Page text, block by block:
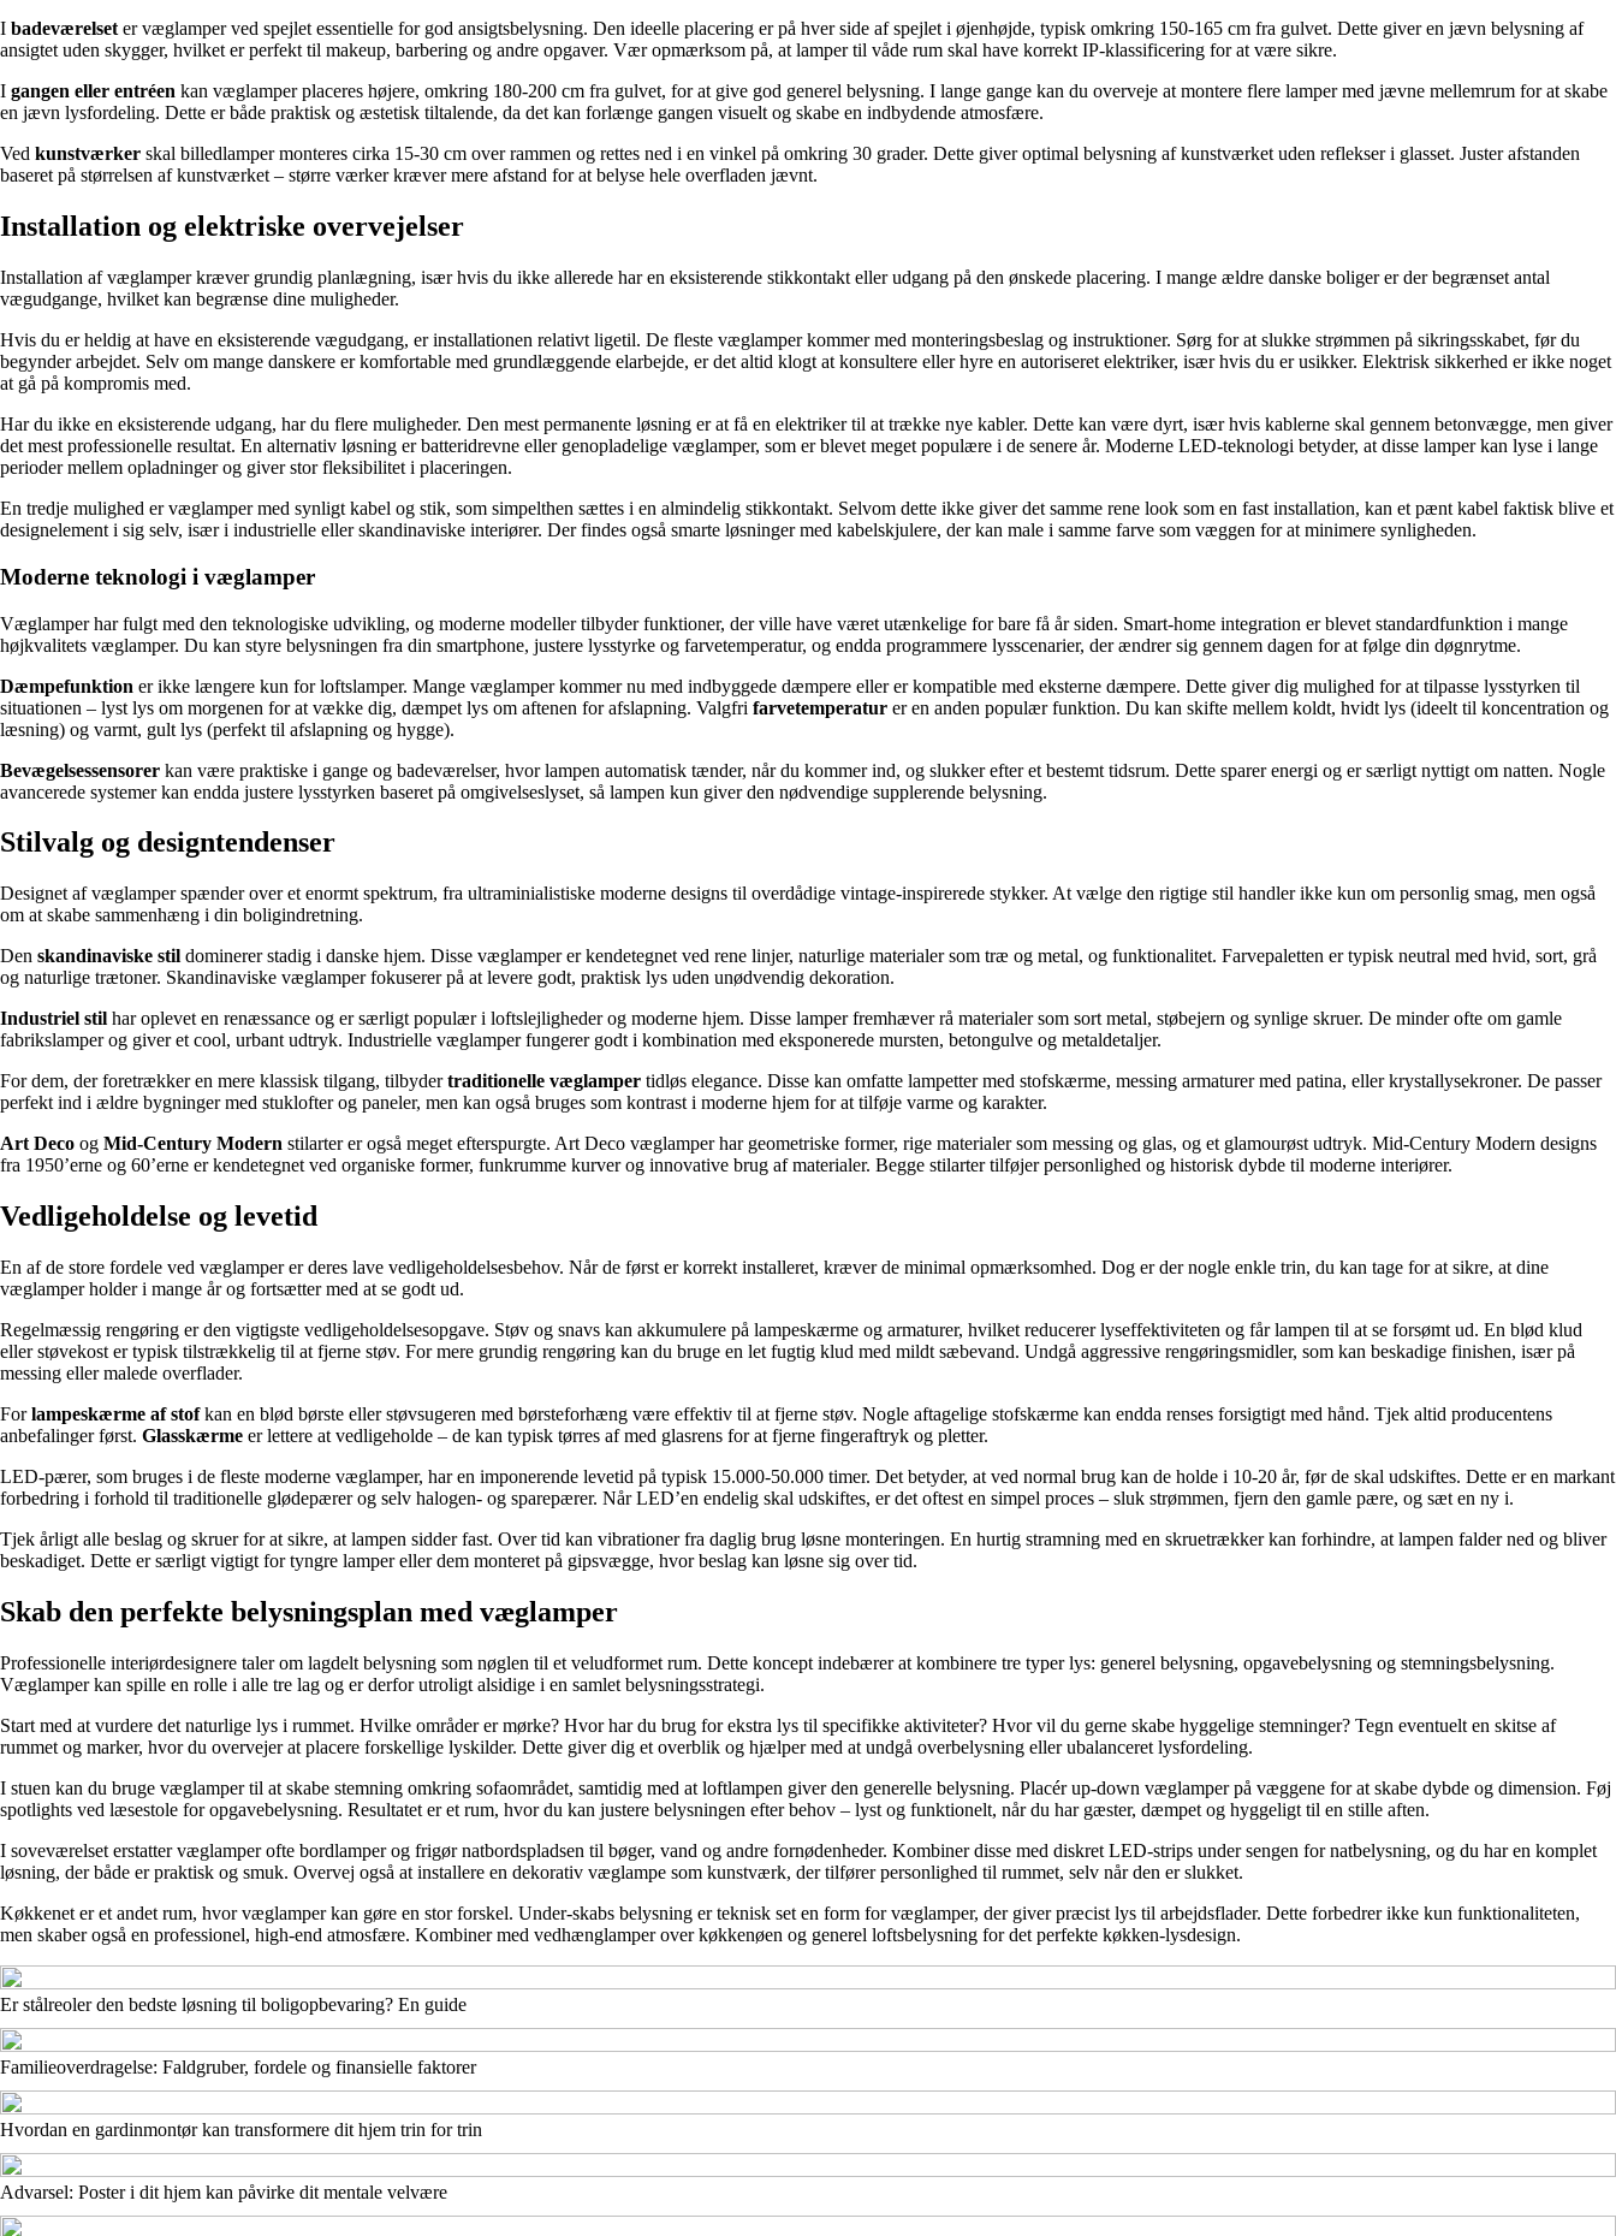
I badeværelset er væglamper ved spejlet essentielle for god ansigtsbelysning. Den ideelle placering er på hver side af spejlet i øjenhøjde, typisk omkring 150-165 cm fra gulvet. Dette giver en jævn belysning af
ansigtet uden skygger, hvilket er perfekt til makeup, barbering og andre opgaver. Vær opmærksom på, at lamper til våde rum skal have korrekt IP-klassificering for at være sikre.
I gangen eller entréen kan væglamper placeres højere, omkring 180-200 cm fra gulvet, for at give god generel belysning. I lange gange kan du overveje at montere flere lamper med jævne mellemrum for at skabe
en jævn lysfordeling. Dette er både praktisk og æstetisk tiltalende, da det kan forlænge gangen visuelt og skabe en indbydende atmosfære.
Ved kunstværker skal billedlamper monteres cirka 15-30 cm over rammen og rettes ned i en vinkel på omkring 30 grader. Dette giver optimal belysning af kunstværket uden reflekser i glasset. Juster afstanden
baseret på størrelsen af kunstværket – større værker kræver mere afstand for at belyse hele overfladen jævnt.
Installation og elektriske overvejelser
Installation af væglamper kræver grundig planlægning, især hvis du ikke allerede har en eksisterende stikkontakt eller udgang på den ønskede placering. I mange ældre danske boliger er der begrænset antal
vægudgange, hvilket kan begrænse dine muligheder.
Hvis du er heldig at have en eksisterende vægudgang, er installationen relativt ligetil. De fleste væglamper kommer med monteringsbeslag og instruktioner. Sørg for at slukke strømmen på sikringsskabet, før du
begynder arbejdet. Selv om mange danskere er komfortable med grundlæggende elarbejde, er det altid klogt at konsultere eller hyre en autoriseret elektriker, især hvis du er usikker. Elektrisk sikkerhed er ikke noget
at gå på kompromis med.
Har du ikke en eksisterende udgang, har du flere muligheder. Den mest permanente løsning er at få en elektriker til at trække nye kabler. Dette kan være dyrt, især hvis kablerne skal gennem betonvægge, men giver
det mest professionelle resultat. En alternativ løsning er batteridrevne eller genopladelige væglamper, som er blevet meget populære i de senere år. Moderne LED-teknologi betyder, at disse lamper kan lyse i lange
perioder mellem opladninger og giver stor fleksibilitet i placeringen.
En tredje mulighed er væglamper med synligt kabel og stik, som simpelthen sættes i en almindelig stikkontakt. Selvom dette ikke giver det samme rene look som en fast installation, kan et pænt kabel faktisk blive et
designelement i sig selv, især i industrielle eller skandinaviske interiører. Der findes også smarte løsninger med kabelskjulere, der kan male i samme farve som væggen for at minimere synligheden.
Moderne teknologi i væglamper
Væglamper har fulgt med den teknologiske udvikling, og moderne modeller tilbyder funktioner, der ville have været utænkelige for bare få år siden. Smart-home integration er blevet standardfunktion i mange
højkvalitets væglamper. Du kan styre belysningen fra din smartphone, justere lysstyrke og farvetemperatur, og endda programmere lysscenarier, der ændrer sig gennem dagen for at følge din døgnrytme.
Dæmpefunktion er ikke længere kun for loftslamper. Mange væglamper kommer nu med indbyggede dæmpere eller er kompatible med eksterne dæmpere. Dette giver dig mulighed for at tilpasse lysstyrken til
situationen – lyst lys om morgenen for at vække dig, dæmpet lys om aftenen for afslapning. Valgfri farvetemperatur er en anden populær funktion. Du kan skifte mellem koldt, hvidt lys (ideelt til koncentration og
læsning) og varmt, gult lys (perfekt til afslapning og hygge).
Bevægelsessensorer kan være praktiske i gange og badeværelser, hvor lampen automatisk tænder, når du kommer ind, og slukker efter et bestemt tidsrum. Dette sparer energi og er særligt nyttigt om natten. Nogle
avancerede systemer kan endda justere lysstyrken baseret på omgivelseslyset, så lampen kun giver den nødvendige supplerende belysning.
Stilvalg og designtendenser
Designet af væglamper spænder over et enormt spektrum, fra ultraminialistiske moderne designs til overdådige vintage-inspirerede stykker. At vælge den rigtige stil handler ikke kun om personlig smag, men også
om at skabe sammenhæng i din boligindretning.
Den skandinaviske stil dominerer stadig i danske hjem. Disse væglamper er kendetegnet ved rene linjer, naturlige materialer som træ og metal, og funktionalitet. Farvepaletten er typisk neutral med hvid, sort, grå
og naturlige trætoner. Skandinaviske væglamper fokuserer på at levere godt, praktisk lys uden unødvendig dekoration.
Industriel stil har oplevet en renæssance og er særligt populær i loftslejligheder og moderne hjem. Disse lamper fremhæver rå materialer som sort metal, støbejern og synlige skruer. De minder ofte om gamle
fabrikslamper og giver et cool, urbant udtryk. Industrielle væglamper fungerer godt i kombination med eksponerede mursten, betongulve og metaldetaljer.
For dem, der foretrækker en mere klassisk tilgang, tilbydertraditionelle væglamper tidløs elegance. Disse kan omfatte lampetter med stofskærme, messing armaturer med patina, eller krystallysekroner. De passer
perfekt ind i ældre bygninger med stuklofter og paneler, men kan også bruges som kontrast i moderne hjem for at tilføje varme og karakter.
Art Deco og Mid-Century Modern stilarter er også meget efterspurgte. Art Deco væglamper har geometriske former, rige materialer som messing og glas, og et glamourøst udtryk. Mid-Century Modern designs
fra 1950’erne og 60’erne er kendetegnet ved organiske former, funkrumme kurver og innovative brug af materialer. Begge stilarter tilføjer personlighed og historisk dybde til moderne interiører.
Vedligeholdelse og levetid
En af de store fordele ved væglamper er deres lave vedligeholdelsesbehov. Når de først er korrekt installeret, kræver de minimal opmærksomhed. Dog er der nogle enkle trin, du kan tage for at sikre, at dine
væglamper holder i mange år og fortsætter med at se godt ud.
Regelmæssig rengøring er den vigtigste vedligeholdelsesopgave. Støv og snavs kan akkumulere på lampeskærme og armaturer, hvilket reducerer lyseffektiviteten og får lampen til at se forsømt ud. En blød klud
eller støvekost er typisk tilstrækkelig til at fjerne støv. For mere grundig rengøring kan du bruge en let fugtig klud med mildt sæbevand. Undgå aggressive rengøringsmidler, som kan beskadige finishen, især på
messing eller malede overflader.
Forlampeskærme af stofkan en blød børste eller støvsugeren med børsteforhæng være effektiv til at fjerne støv. Nogle aftagelige stofskærme kan endda renses forsigtigt med hånd. Tjek altid producentens
anbefalinger først. Glasskærme er lettere at vedligeholde – de kan typisk tørres af med glasrens for at fjerne fingeraftryk og pletter.
LED-pærer, som bruges i de fleste moderne væglamper, har en imponerende levetid på typisk 15.000-50.000 timer. Det betyder, at ved normal brug kan de holde i 10-20 år, før de skal udskiftes. Dette er en markant
forbedring i forhold til traditionelle glødepærer og selv halogen- og sparepærer. Når LED’en endelig skal udskiftes, er det oftest en simpel proces – sluk strømmen, fjern den gamle pære, og sæt en ny i.
Tjek årligt alle beslag og skruer for at sikre, at lampen sidder fast. Over tid kan vibrationer fra daglig brug løsne monteringen. En hurtig stramning med en skruetrækker kan forhindre, at lampen falder ned og bliver
beskadiget. Dette er særligt vigtigt for tyngre lamper eller dem monteret på gipsvægge, hvor beslag kan løsne sig over tid.
Skab den perfekte belysningsplan med væglamper
Professionelle interiørdesignere taler om lagdelt belysning som nøglen til et veludformet rum. Dette koncept indebærer at kombinere tre typer lys: generel belysning, opgavebelysning og stemningsbelysning.
Væglamper kan spille en rolle i alle tre lag og er derfor utroligt alsidige i en samlet belysningsstrategi.
Start med at vurdere det naturlige lys i rummet. Hvilke områder er mørke? Hvor har du brug for ekstra lys til specifikke aktiviteter? Hvor vil du gerne skabe hyggelige stemninger? Tegn eventuelt en skitse af
rummet og marker, hvor du overvejer at placere forskellige lyskilder. Dette giver dig et overblik og hjælper med at undgå overbelysning eller ubalanceret lysfordeling.
I stuen kan du bruge væglamper til at skabe stemning omkring sofaområdet, samtidig med at loftlampen giver den generelle belysning. Placér up-down væglamper på væggene for at skabe dybde og dimension. Føj
spotlights ved læsestole for opgavebelysning. Resultatet er et rum, hvor du kan justere belysningen efter behov – lyst og funktionelt, når du har gæster, dæmpet og hyggeligt til en stille aften.
I soveværelset erstatter væglamper ofte bordlamper og frigør natbordspladsen til bøger, vand og andre fornødenheder. Kombiner disse med diskret LED-strips under sengen for natbelysning, og du har en komplet
løsning, der både er praktisk og smuk. Overvej også at installere en dekorativ væglampe som kunstværk, der tilfører personlighed til rummet, selv når den er slukket.
Køkkenet er et andet rum, hvor væglamper kan gøre en stor forskel. Under-skabs belysning er teknisk set en form for væglamper, der giver præcist lys til arbejdsflader. Dette forbedrer ikke kun funktionaliteten,
men skaber også en professionel, high-end atmosfære. Kombiner med vedhænglamper over køkkenøen og generel loftsbelysning for det perfekte køkken-lysdesign.
Er stålreoler den bedste løsning til boligopbevaring? En guide
Familieoverdragelse: Faldgruber, fordele og finansielle faktorer
Hvordan en gardinmontør kan transformere dit hjem trin for trin
Advarsel: Poster i dit hjem kan påvirke dit mentale velvære